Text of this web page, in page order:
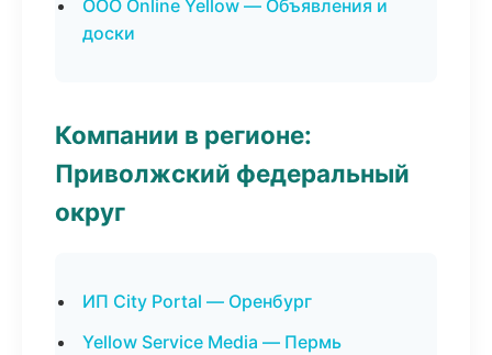
ООО Online Yellow — Объявления и
доски
Компании в регионе:
Приволжский федеральный
округ
ИП City Portal — Оренбург
Yellow Service Media — Пермь